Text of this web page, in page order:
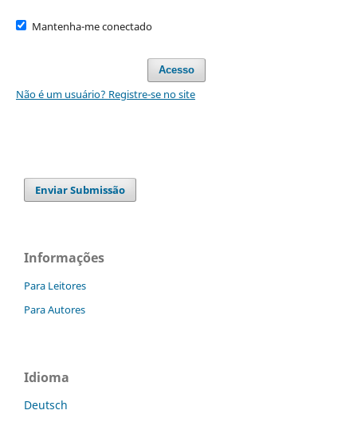
Mantenha-me conectado
Acesso
Não é um usuário? Registre-se no site
Enviar Submissão
Informações
Para Leitores
Para Autores
Idioma
Deutsch